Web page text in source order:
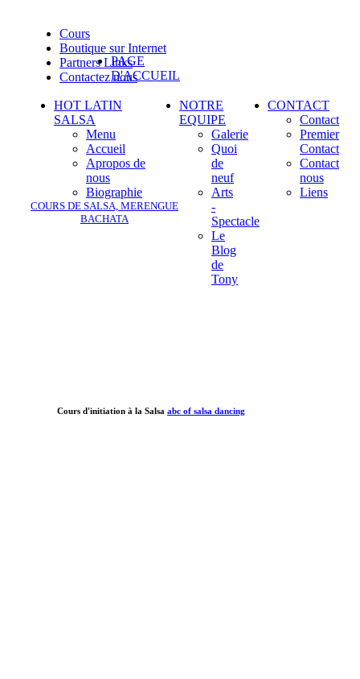
HOT LATIN
SALSA
Menu
Accueil
Apropos de
nous
Biographie
CONTACT
Contact
Premier
Contact
Contact
nous
Liens
COURS DE SALSA, MERENGUE
BACHATA
Cours d'initiation à la Salsa abc of salsa dancing
NOTRE
EQUIPE
Galerie
Quoi
de
neuf
Arts
-
Spectacle
Le
Blog
de
Tony
Cours
Boutique sur Internet
Partners Links
Contactez nous
PAGE
D'ACCUEIL